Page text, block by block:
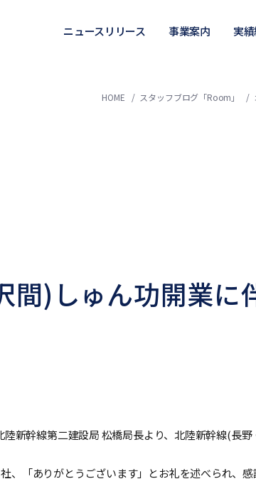
ニュースリリース 事業案内 実
HOME スタッフブログ「Room」
間)しゅん功開業に
新幹線第二建設局 松橋局長より、北陸新幹線(長
、「ありがとうございます」とお礼を述べられ、